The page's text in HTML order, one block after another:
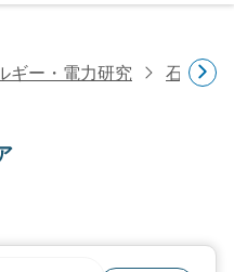
ギー・電力研究 石油・